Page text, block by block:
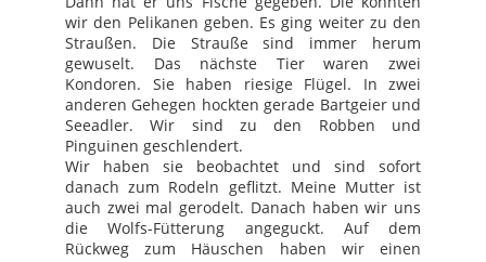
wir den Pelikanen geben. Es ging weiter zu den
Straußen. Die Strauße sind immer herum
gewuselt. Das nächste Tier waren zwei
Kondoren. Sie haben riesige Flügel. In zwei
anderen Gehegen hockten gerade Bartgeier und
Seeadler. Wir sind zu den Robben und
Pinguinen geschlendert.
Wir haben sie beobachtet und sind sofort
danach zum Rodeln geflitzt. Meine Mutter ist
auch zwei mal gerodelt. Danach haben wir uns
die Wolfs-Fütterung angeguckt. Auf dem
Rückweg zum Häuschen haben wir einen